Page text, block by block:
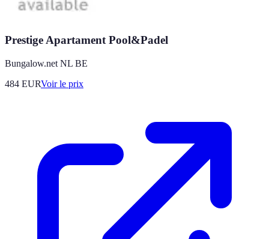
Prestige Apartament Pool&Padel
Bungalow.net NL BE
484 EURVoir le prix